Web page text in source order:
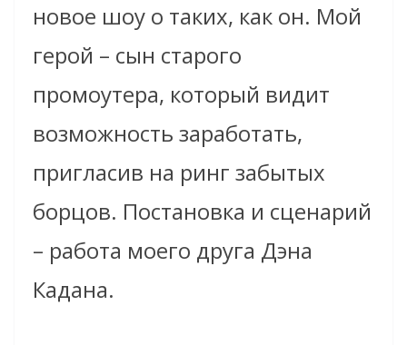
новое шоу о таких, как он. Мой
герой – сын старого
промоутера, который видит
возможность заработать,
пригласив на ринг забытых
борцов. Постановка и сценарий
– работа моего друга Дэна
Кадана.